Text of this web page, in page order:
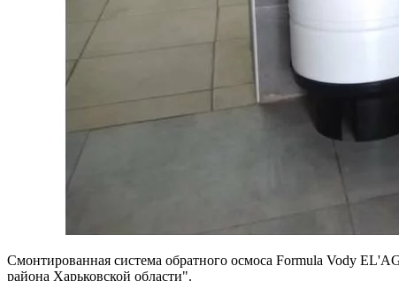
Смонтированная система обратного осмоса Formula Vody
района Харьковской области".